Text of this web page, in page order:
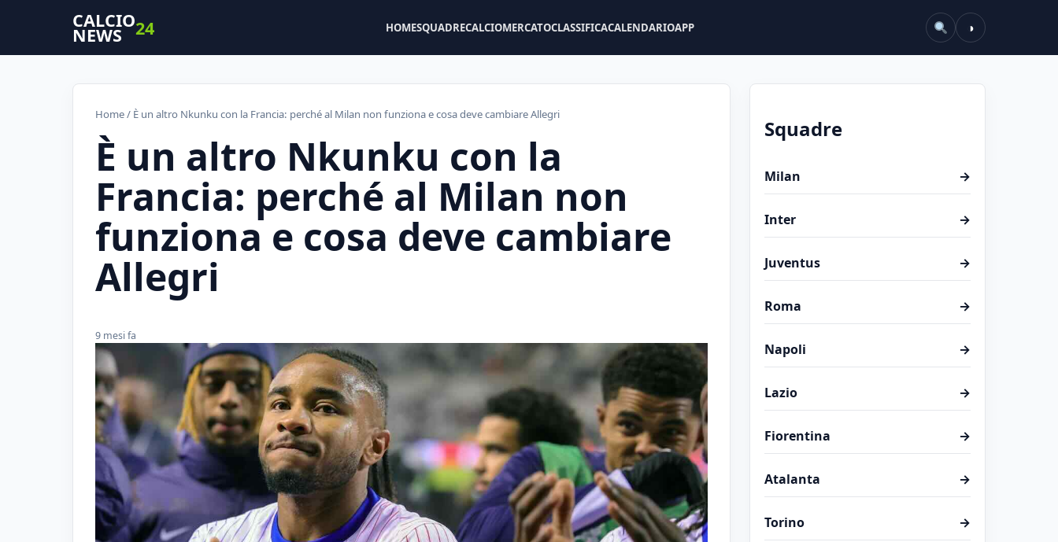
CALCIO
NEWS 24 HOMESQUADRECALCIOMERCATOCLASSIFICACALENDARIOAPP ◑
Home/ È un altro Nkunku con la Francia: perché al Milan non funziona e cosa deve cambiare Allegri
È un altro Nkunku con la
Francia: perché al Milan non
funziona e cosa deve cambiare
Allegri
9 mesi fa
Squadre
Milan →
Inter →
Juventus →
Roma →
Napoli →
Lazio →
Fiorentina →
Atalanta →
Torino →